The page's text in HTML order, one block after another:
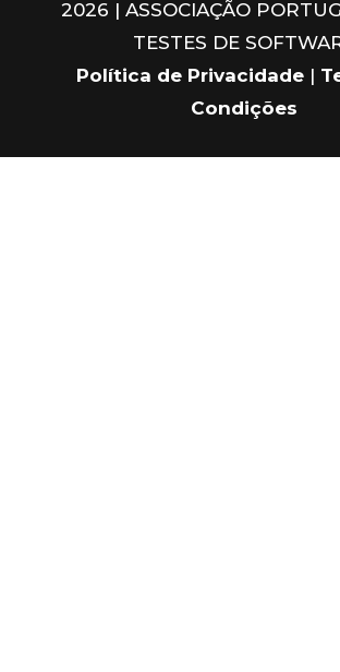
e
b
o
k
e
d
i
t
a
g
r
m
2026 | ASSOCIAÇÃO
TESTES DE
Política de Privacidade |
Condições